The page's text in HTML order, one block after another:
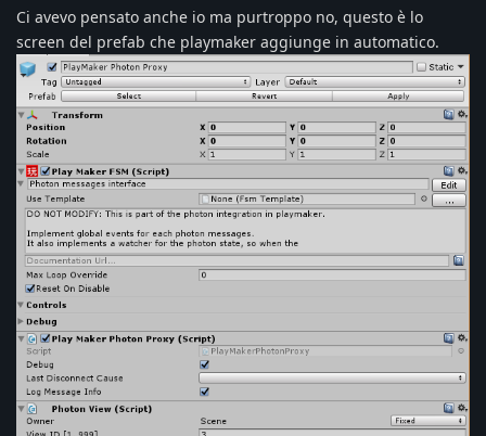
Ci avevo pensato anche io ma purtroppo no, questo è lo
screen del prefab che playmaker aggiunge in automatico.